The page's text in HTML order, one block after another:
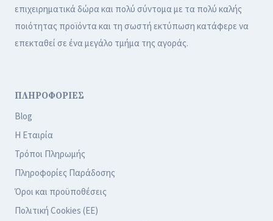
επιχειρηματικά δώρα και πολύ σύντομα με τα πολύ καλής
ποιότητας προϊόντα και τη σωστή εκτύπωση κατάφερε να
επεκταθεί σε ένα μεγάλο τμήμα της αγοράς.
ΠΛΗΡΟΦΟΡΙΕΣ
Blog
Η Εταιρία
Τρόποι Πληρωμής
Πληροφορίες Παράδοσης
Όροι και προϋποθέσεις
Πολιτική Cookies (ΕΕ)